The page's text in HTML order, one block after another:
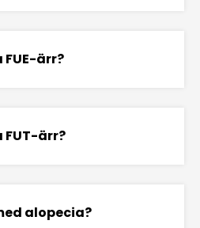
FUE-ärr?
FUT-ärr?
alopecia?